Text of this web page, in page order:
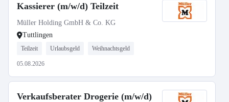
Kassierer (m/w/d) Teilzeit
Müller Holding GmbH & Co. KG
Tuttlingen
Teilzeit Urlaubsgeld Weihnachtsgeld
05.08.2026
Verkaufsberater Drogerie (m/w/d)